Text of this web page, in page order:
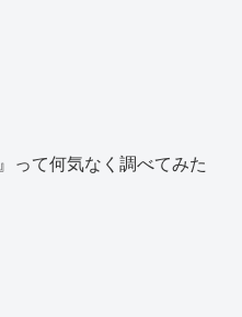
って何気なく調べてみた